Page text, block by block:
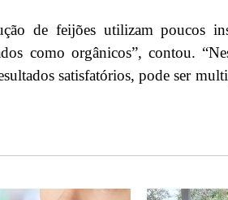
de feijões utilizam poucos
como orgânicos”, contou.
satisfatórios, pode ser